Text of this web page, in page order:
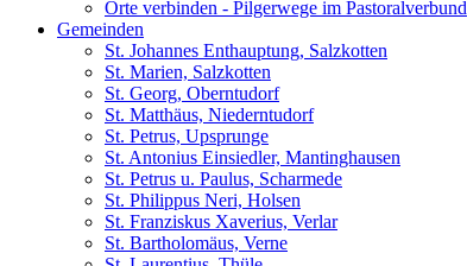
Orte verbinden - Pilgerwege im Pastoralverbund
Gemeinden
St. Johannes Enthauptung, Salzkotten
St. Marien, Salzkotten
St. Georg, Oberntudorf
St. Matthäus, Niederntudorf
St. Petrus, Upsprunge
St. Antonius Einsiedler, Mantinghausen
St. Petrus u. Paulus, Scharmede
St. Philippus Neri, Holsen
St. Franziskus Xaverius, Verlar
St. Bartholomäus, Verne